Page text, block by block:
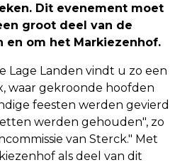
Dit evenement moet
groot deel van de
en om het Markiezenhof.
Lage Landen vindt u zo een
waar gekroonde hoofden
feesten werden gevierd
werden gehouden", zo
van Sterck." Met
als deel van dit